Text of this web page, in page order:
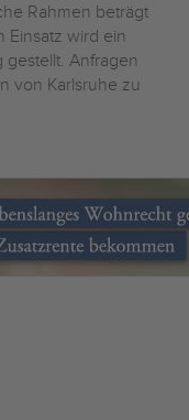
Rahmen beträgt
Einsatz wird ein
Anfragen
von Karlsruhe zu